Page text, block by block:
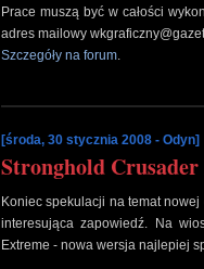
Prace muszą być w całości
adres mailowy
Szczegóły na forum.
[środa, 30 stycznia 2008 - Odyn]
Stronghold
Koniec spekulacji na temat
interesująca zapowiedź. Na
Extreme - nowa wersja najlepiej